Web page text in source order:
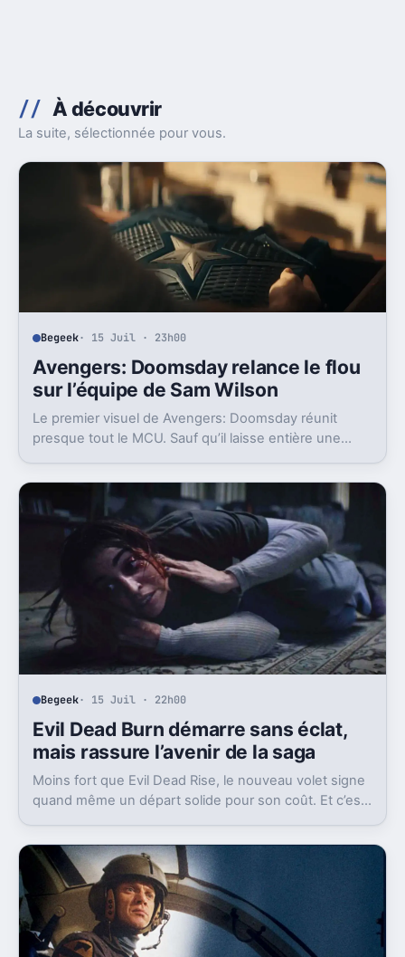
À découvrir
La suite, sélectionnée pour vous.
Begeek· 15 Juil · 23h00
Avengers: Doomsday relance le flou
sur l’équipe de Sam Wilson
Le premier visuel de Avengers: Doomsday réunit
presque tout le MCU. Sauf qu’il laisse entière une
Wilson ?
Begeek· 15 Juil · 22h00
Evil Dead Burn démarre sans éclat,
mais rassure l’avenir de la saga
Moins fort que Evil Dead Rise, le nouveau volet signe
quand même un départ solide pour son coût. Et c’est